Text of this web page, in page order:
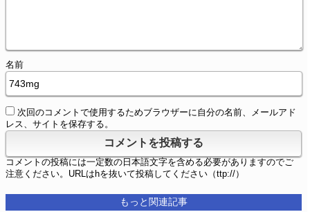
名前
次回のコメントで使用するためブラウザーに自分の名前、メールアド
レス、サイトを保存する。
コメントの投稿には一定数の日本語文字を含める必要がありますのでご
注意ください。URLはhを抜いて投稿してください（ttp://）
もっと関連記事